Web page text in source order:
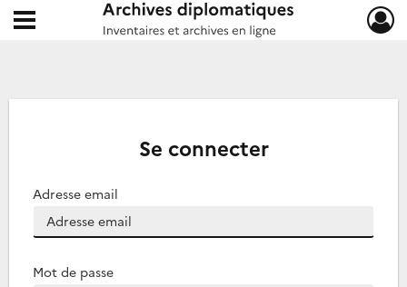
Archives diplomatiques
Ouvrir le menu déroulant
Se connecter
Adresse email
Mot de passe